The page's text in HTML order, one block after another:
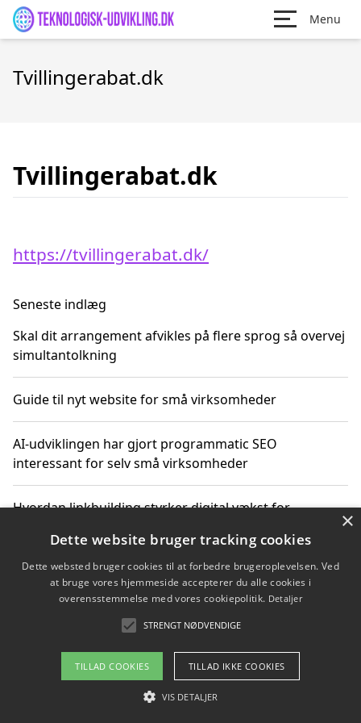
Menu
Tvillingerabat.dk
Tvillingerabat.dk
https://tvillingerabat.dk/
Seneste indlæg
Skal dit arrangement afvikles på flere sprog så overvej
simultantolkning
Guide til nyt website for små virksomheder
AI-udviklingen har gjort programmatic SEO
interessant for selv små virksomheder
Hvordan linkbuilding styrker digital vækst for
Sådan har udviklingen inden for genbrug af elektronik
ændret sig
Copyright 2026 - Pilanto Aps
Om / kontakt
×
Dette website bruger tracking cookies
Dette websted bruger cookies til at forbedre brugeroplevelsen. Ved
at bruge vores hjemmeside accepterer du alle cookies i
overensstemmelse med vores cookiepolitik. Detaljer
STRENGT NØDVENDIGE
TILLAD COOKIES TILLAD IKKE COOKIES
VIS DETALJER